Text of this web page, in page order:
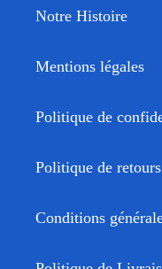
Notre Histoire
Mentions légales
Politique de
Politique de retours
Conditions